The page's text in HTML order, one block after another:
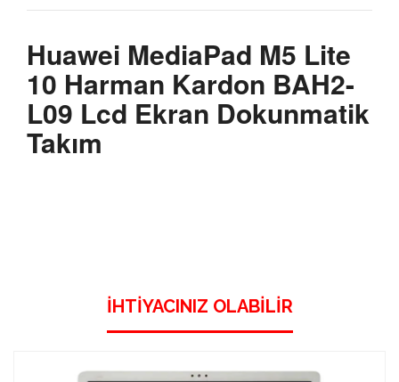
Huawei MediaPad M5 Lite
10 Harman Kardon BAH2-
L09 Lcd Ekran Dokunmatik
Takım
İHTIYACINIZ OLABILIR